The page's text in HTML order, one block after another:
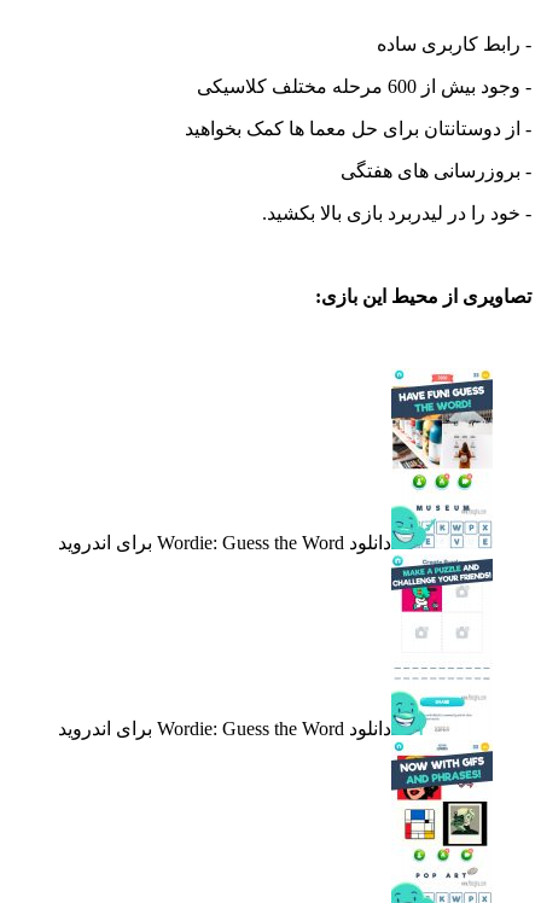
کاربری ساده
مرحله مختلف کلاسیکی
برای حل معما ها کمک بخواهید
های هفتگی
در لیدربرد بازی بالا بکشید.
از محیط این بازی:
دانلود Wordie: Guess the Word برای اندروید
دانلود Wordie: Guess the Word برای اندروید